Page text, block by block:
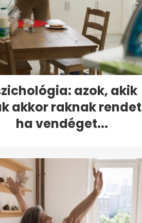
azok, akik
akkor raknak
ha vendéget...